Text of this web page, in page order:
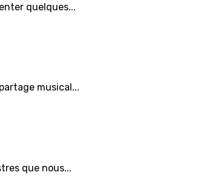
quelques...
musical...
que nous...